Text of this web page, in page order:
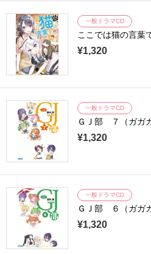
一般ドラマCD
ここでは猫の言葉
¥1,320
一般ドラマCD
ＧＪ部 ７（ガガ
¥1,320
一般ドラマCD
ＧＪ部 ６（ガガ
¥1,320